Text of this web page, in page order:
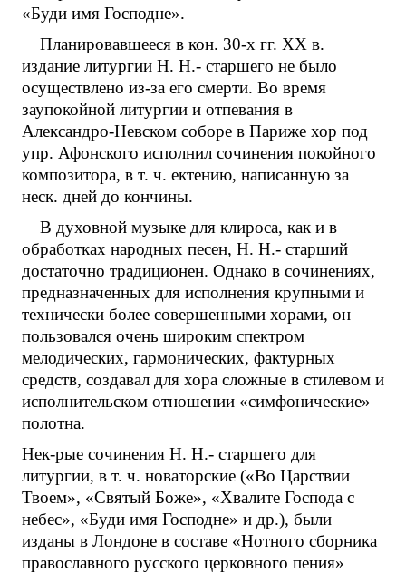
«Буди имя Господне».
Планировавшееся в кон. 30-х гг. XX в.
издание литургии Н. Н.- старшего не было
осуществлено из-за его смерти. Во время
заупокойной литургии и отпевания в
Александро-Невском соборе в Париже хор под
упр. Афонского исполнил сочинения покойного
композитора, в т. ч. ектению, написанную за
неск. дней до кончины.
В духовной музыке для клироса, как и в
обработках народных песен, Н. Н.- старший
достаточно традиционен. Однако в сочинениях,
предназначенных для исполнения крупными и
технически более совершенными хорами, он
пользовался очень широким спектром
мелодических, гармонических, фактурных
средств, создавал для хора сложные в стилевом и
исполнительском отношении «симфонические»
полотна.
Нек-рые сочинения Н. Н.- старшего для
литургии, в т. ч. новаторские («Во Царствии
Твоем», «Святый Боже», «Хвалите Господа с
небес», «Буди имя Господне» и др.), были
изданы в Лондоне в составе «Нотного сборника
православного русского церковного пения»